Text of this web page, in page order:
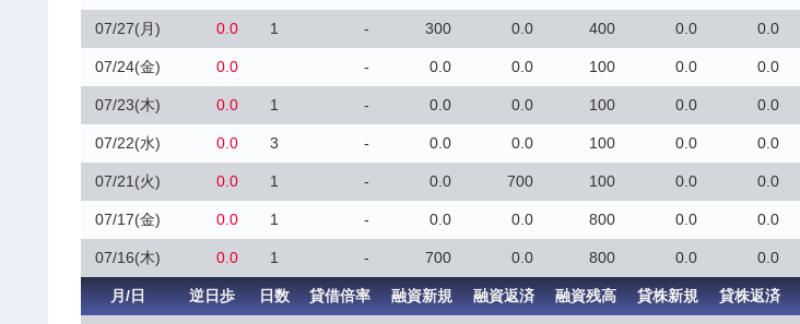
07/27(月) 0.0 1 - 300 0.0 400 0.0 0.0
07/24(金) 0.0 - 0.0 0.0 100 0.0 0.0
07/23(木) 0.0 1 - 0.0 0.0 100 0.0 0.0
07/22(水) 0.0 3 - 0.0 0.0 100 0.0 0.0
07/21(火) 0.0 1 - 0.0 700 100 0.0 0.0
07/17(金) 0.0 1 - 0.0 0.0 800 0.0 0.0
07/16(木) 0.0 1 - 700 0.0 800 0.0 0.0
月/日 逆日歩 日数 貸借倍率 融資新規 融資返済 融資残高 貸株新規 貸株返済